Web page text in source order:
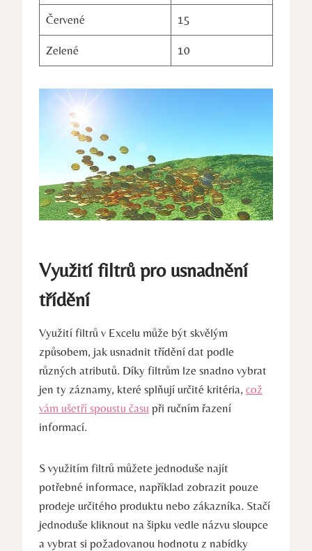
Červené 15
Zelené 10
Využití filtrů pro usnadnění
třídění
Využití filtrů v Excelu může být skvělým
způsobem, jak usnadnit třídění dat podle
různých atributů. Díky filtrům lze snadno vybrat
jen ty záznamy, které splňují určité kritéria, což
vám ušetří spoustu času při ručním řazení
informací.
S využitím filtrů můžete jednoduše najít
potřebné informace, například zobrazit pouze
prodeje určitého produktu nebo zákazníka. Stačí
jednoduše kliknout na šipku vedle názvu sloupce
a vybrat si požadovanou hodnotu z nabídky